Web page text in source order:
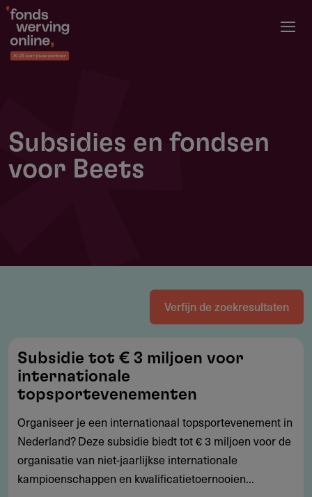
Overslaan
naar
de
Subsidies en fondsen
voor Beets
Verfijn de zoekresultaten
tot
€
3
miljoen
voor
internationale
topsportevenementen
Subsidie tot € 3 miljoen voor
internationale
topsportevenementen
Organiseer je een internationaal topsportevenement in
Nederland? Deze subsidie biedt tot € 3 miljoen voor de
organisatie van niet-jaarlijkse internationale
kampioenschappen en kwalificatietoernooien...